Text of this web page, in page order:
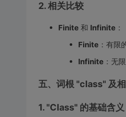
2. 相关比较
Finite和 Infinite：
Finite：有限
Infinite：无
五、词根 "class" 及
1. "Class" 的基础含义